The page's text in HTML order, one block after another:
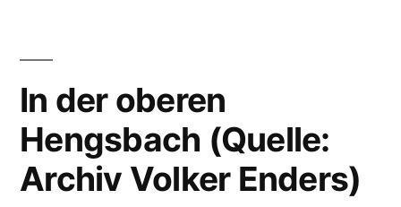
In der oberen
Hengsbach (Quelle:
Archiv Volker Enders)